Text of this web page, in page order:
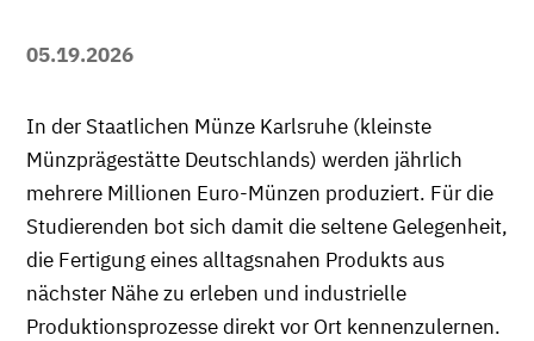
05.19.2026
In der Staatlichen Münze Karlsruhe (kleinste
Münzprägestätte Deutschlands) werden jährlich
mehrere Millionen Euro-Münzen produziert. Für die
Studierenden bot sich damit die seltene Gelegenheit,
die Fertigung eines alltagsnahen Produkts aus
nächster Nähe zu erleben und industrielle
Produktionsprozesse direkt vor Ort kennenzulernen.